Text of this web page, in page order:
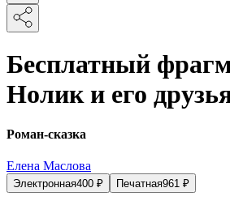
Бесплатный
Нолик и его
Роман-сказка
Елена Маслова
Электронная400 ₽ Печатная961 ₽